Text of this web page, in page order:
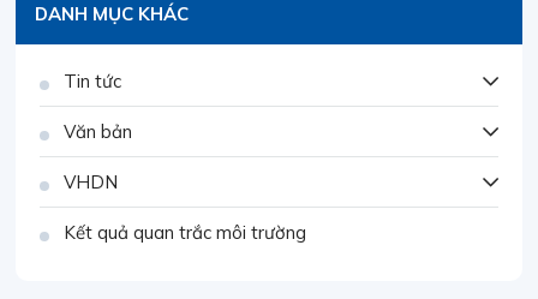
DANH MỤC KHÁC
Tin tức
Văn bản
VHDN
Kết quả quan trắc môi trường